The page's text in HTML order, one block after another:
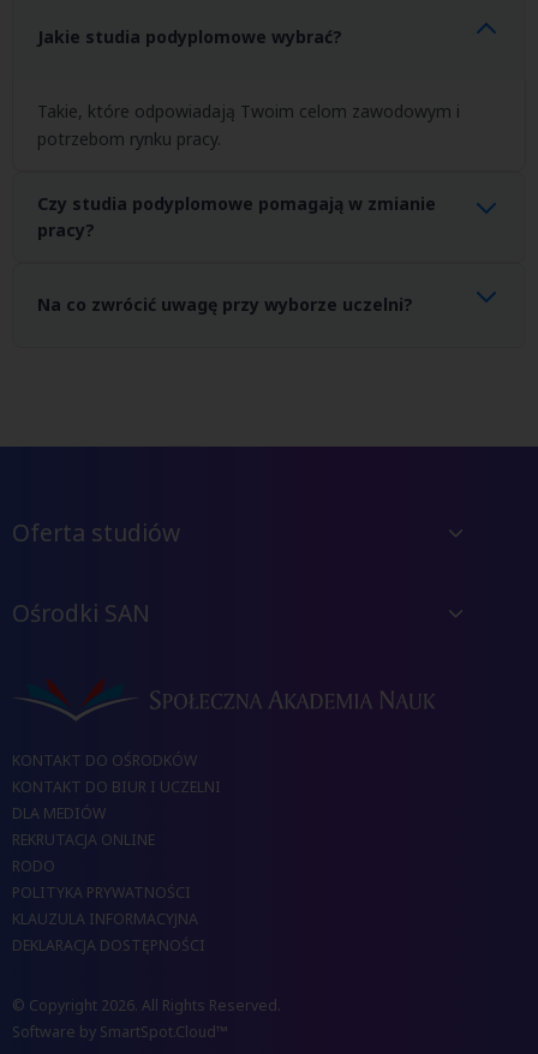
Jakie studia podyplomowe wybrać?
Takie, które odpowiadają Twoim celom zawodowym i
potrzebom rynku pracy.
Czy studia podyplomowe pomagają w zmianie
pracy?
zgodne z trendami rynkowymi.
Na co zwrócić uwagę przy wyborze uczelni?
wymaganiami rynku i są dostosowane do osób aktywnych
zmianach zawodowych i kompetencjach przyszłości.
Oferta studiów
Ośrodki SAN
KONTAKT DO OŚRODKÓW
KONTAKT DO BIUR I UCZELNI
DLA MEDIÓW
REKRUTACJA ONLINE
RODO
POLITYKA PRYWATNOŚCI
KLAUZULA INFORMACYJNA
DEKLARACJA DOSTĘPNOŚCI
© Copyright 2026. All Rights Reserved.
Software by SmartSpot.Cloud™